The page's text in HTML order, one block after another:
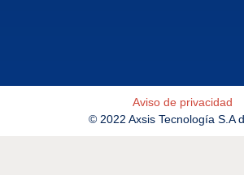
Aviso de privacidad
© 2022 Axsis Tecnología S.A